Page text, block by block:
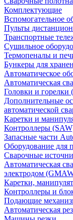
Комплектующие
Вспомогательное
Пульты
Транспортные
Сушильное
Термопеналы и
Бункеры для
Автоматическое
Автоматическая
Головки и горелки
Дополнительные
автоматической
Каретки и
Контроллеры
Запасные части
Оборудование для
Сварочные
Автоматическая
электродом
Каретки,
Контроллеры и
Подающие
Автоматическая